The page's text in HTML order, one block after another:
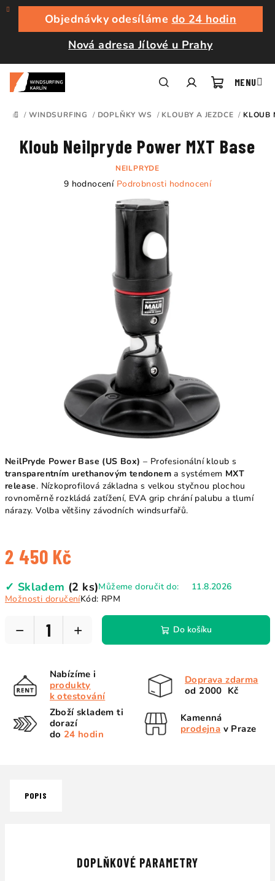
Přejít
obsah
Objednávky odesíláme do 24 hodin
Nová adresa Jílové u Prahy
košík
DOMŮ
/ WINDSURFING / DOPLŇKY WS / KLOUBY A JEZDCE / KLOUB
NeilPryde Power Base (US Box) – Profesionální kloub s
transparentním urethanovým tendonem a systémem MXT
release. Nízkoprofilová základna s velkou styčnou plochou
rovnoměrně rozkládá zatížení, EVA grip chrání palubu a tlumí
nárazy. Volba většiny závodních windsurfařů.
2 450 Kč
cena:
✓ Skladem (2 ks)Můžeme doručit do:
11.8.2026
Možnosti doručeníKód: RPM
+
− Do košíku
Kloub Neilpryde Power MXT Base
NEILPRYDE
Průměrné
9 hodnocení Podrobnosti hodnocení
Nabízíme i
produkty
k otestování
Doprava zdarma
od 2000 Kč
Zboží skladem ti
dorazí
do 24 hodin
Kamenná
prodejna v Praze
POPIS
DOPLŇKOVÉ PARAMETRY